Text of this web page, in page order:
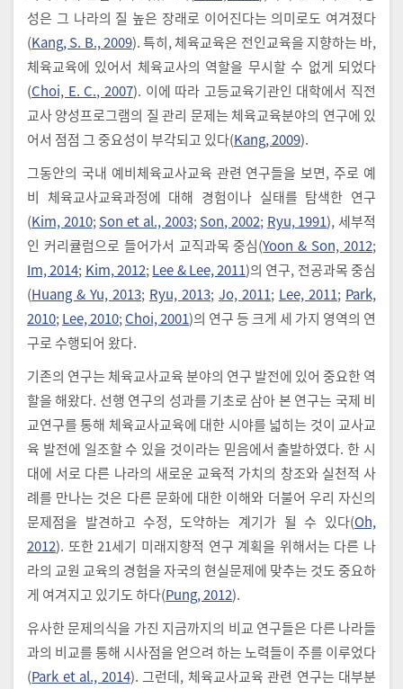
성은 그 나라의 질 높은 장래로 이어진다는 의미로도 여겨졌다
(Kang, S. B., 2009). 특히, 체육교육은 전인교육을 지향하는 바,
체육교육에 있어서 체육교사의 역할을 무시할 수 없게 되었다
(Choi, E. C., 2007). 이에 따라 고등교육기관인 대학에서 직전
교사 양성프로그램의 질 관리 문제는 체육교육분야의 연구에 있
어서 점점 그 중요성이 부각되고 있다(Kang, 2009).
그동안의 국내 예비체육교사교육 관련 연구들을 보면, 주로 예
비 체육교사교육과정에 대해 경험이나 실태를 탐색한 연구
(Kim, 2010; Son et al., 2003; Son, 2002; Ryu, 1991), 세부적
인 커리큘럼으로 들어가서 교직과목 중심(Yoon & Son, 2012;
Im, 2014; Kim, 2012; Lee & Lee, 2011)의 연구, 전공과목 중심
(Huang & Yu, 2013; Ryu, 2013; Jo, 2011; Lee, 2011; Park,
2010; Lee, 2010; Choi, 2001)의 연구 등 크게 세 가지 영역의 연
구로 수행되어 왔다.
기존의 연구는 체육교사교육 분야의 연구 발전에 있어 중요한 역
할을 해왔다. 선행 연구의 성과를 기초로 삼아 본 연구는 국제 비
교연구를 통해 체육교사교육에 대한 시야를 넓히는 것이 교사교
육 발전에 일조할 수 있을 것이라는 믿음에서 출발하였다. 한 시
대에 서로 다른 나라의 새로운 교육적 가치의 창조와 실천적 사
례를 만나는 것은 다른 문화에 대한 이해와 더불어 우리 자신의
문제점을 발견하고 수정, 도약하는 계기가 될 수 있다(Oh,
2012). 또한 21세기 미래지향적 연구 계획을 위해서는 다른 나
라의 교원 교육의 경험을 자국의 현실문제에 맞추는 것도 중요하
게 여겨지고 있기도 하다(Pung, 2012).
유사한 문제의식을 가진 지금까지의 비교 연구들은 다른 나라들
과의 비교를 통해 시사점을 얻으려 하는 노력들이 주를 이루었다
(Park et al., 2014). 그런데, 체육교사교육 관련 연구는 대부분